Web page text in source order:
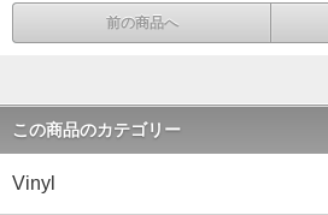
前の商品へ
この商品のカテゴリー
Vinyl